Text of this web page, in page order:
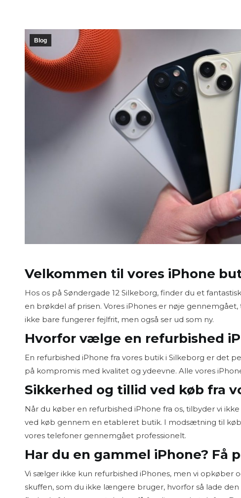
iPhone 15 Plus
Blog
Velkommen til vores iPhone
Hos os på Søndergade 12 Silkeborg, finder du et
en brøkdel af prisen. Vores iPhones er nøje
ikke bare fungerer fejlfrit, men også ser ud som ny.
Hvorfor vælge en refurbished
En refurbished iPhone fra vores butik i Silkeborg er det
på kompromis med kvalitet og ydeevne. Alle vores
Sikkerhed og tillid ved køb fra
Når du køber en refurbished iPhone fra os, tilbyder vi
ved køb gennem en etableret butik. I modsætning til
vores telefoner gennemgået professionelt.
Har du en gammel iPhone? Få
Vi sælger ikke kun refurbished iPhones, men vi opkøber
skuffen, som du ikke længere bruger, hvorfor så lade